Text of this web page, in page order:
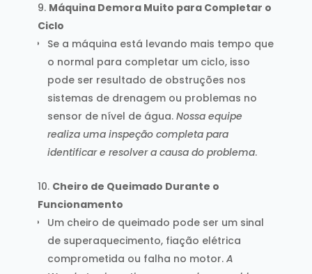
Máquina Demora Muito para Completar o
Ciclo
Se a máquina está levando mais tempo que
o normal para completar um ciclo, isso
pode ser resultado de obstruções nos
sistemas de drenagem ou problemas no
sensor de nível de água. Nossa equipe
realiza uma inspeção completa para
identificar e resolver a causa do problema.
Cheiro de Queimado Durante o
Funcionamento
Um cheiro de queimado pode ser um sinal
de superaquecimento, fiação elétrica
comprometida ou falha no motor. A